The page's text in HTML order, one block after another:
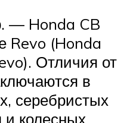
— Honda CB
Revo (Honda
Отличия от
в
серебристых
и колесных